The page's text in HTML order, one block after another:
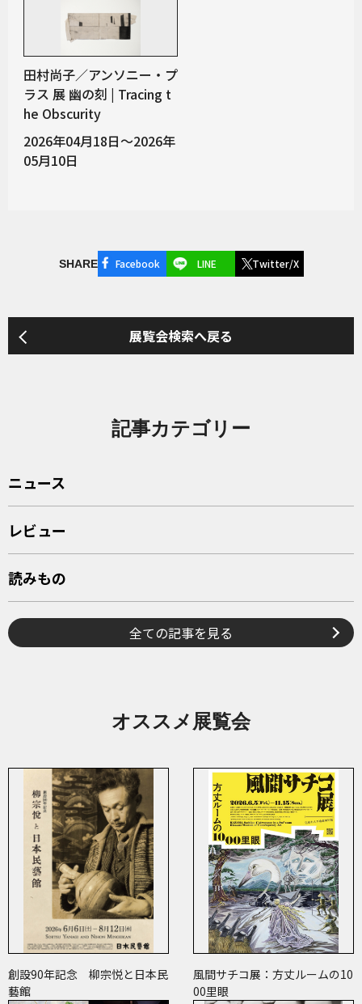
田村尚子／アンソニー・プ
ラス 展 幽の刻 | Tracing t
he Obscurity
2026年04月18日～2026年
05月10日
SHARE Facebook LINE Twitter/X
展覧会検索へ戻る
記事カテゴリー
ニュース
レビュー
読みもの
全ての記事を見る
オススメ展覧会
創設90年記念 柳宗悦と日本民
藝館
風間サチコ展：方丈ルームの10
00里眼